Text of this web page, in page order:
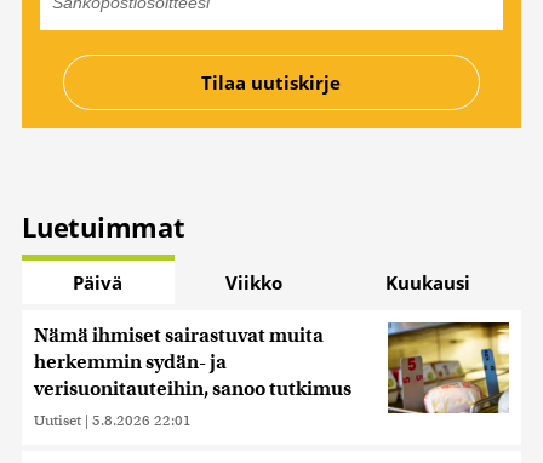
Luetuimmat
Päivä Viikko Kuukausi
Nämä ihmiset sairastuvat muita
herkemmin sydän- ja
verisuonitauteihin, sanoo tutkimus
Uutiset | 5.8.2026 22:01